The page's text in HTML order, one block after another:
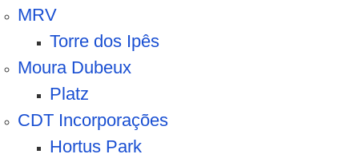
MRV
Torre dos Ipês
Moura Dubeux
Platz
CDT Incorporações
Hortus Park